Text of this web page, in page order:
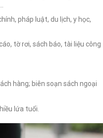
pháp luật, du lịch, y học,
tờ rơi, sách báo, tài liệu công
hàng; biên soạn sách ngoại
lứa tuổi.